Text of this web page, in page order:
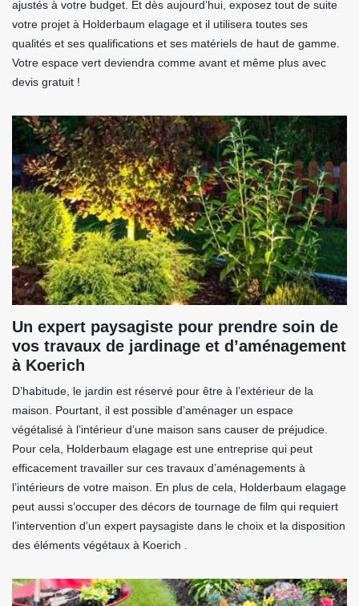
ajustés à votre budget. Et dès aujourd’hui, exposez tout de suite
votre projet à Holderbaum elagage et il utilisera toutes ses
qualités et ses qualifications et ses matériels de haut de gamme.
Votre espace vert deviendra comme avant et même plus avec
devis gratuit !
Un expert paysagiste pour prendre soin de
vos travaux de jardinage et d’aménagement
à Koerich
D’habitude, le jardin est réservé pour être à l’extérieur de la
maison. Pourtant, il est possible d’aménager un espace
végétalisé à l’intérieur d’une maison sans causer de préjudice.
Pour cela, Holderbaum elagage est une entreprise qui peut
efficacement travailler sur ces travaux d’aménagements à
l’intérieurs de votre maison. En plus de cela, Holderbaum elagage
peut aussi s’occuper des décors de tournage de film qui requiert
l’intervention d’un expert paysagiste dans le choix et la disposition
des éléments végétaux à Koerich .